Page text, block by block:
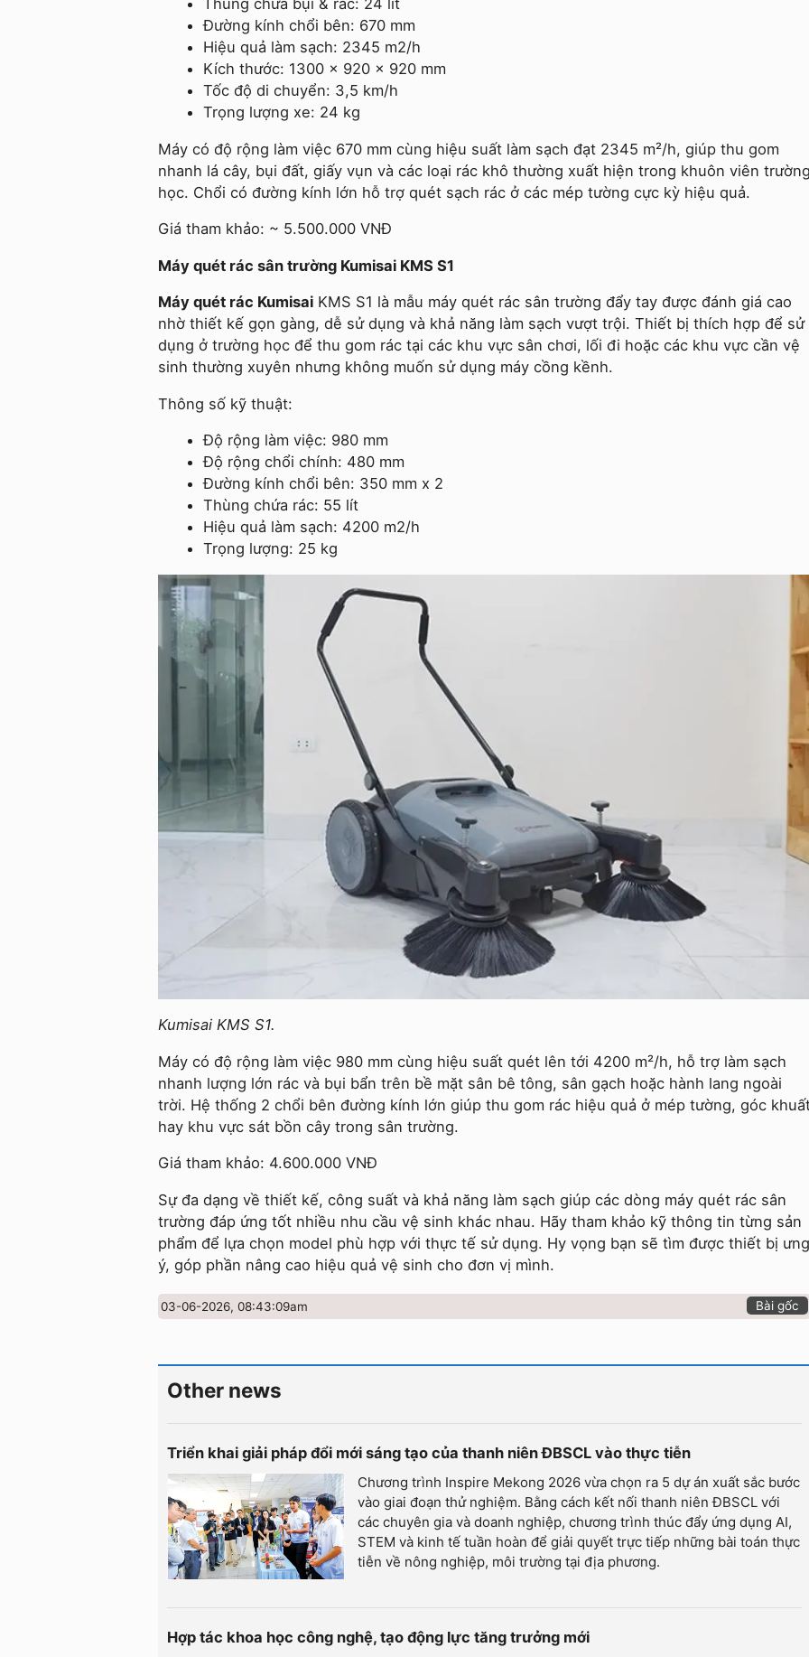
Thùng chứa bụi & rác: 24 lít
Đường kính chổi bên: 670 mm
Hiệu quả làm sạch: 2345 m2/h
Kích thước: 1300 x 920 x 920 mm
Tốc độ di chuyển: 3,5 km/h
Trọng lượng xe: 24 kg
Máy có độ rộng làm việc 670 mm cùng hiệu suất làm sạch đạt 2345 m²/h, giúp thu gom
nhanh lá cây, bụi đất, giấy vụn và các loại rác khô thường xuất hiện trong khuôn viên
học. Chổi có đường kính lớn hỗ trợ quét sạch rác ở các mép tường cực kỳ hiệu quả.
Giá tham khảo: ~ 5.500.000 VNĐ
Máy quét rác sân trường Kumisai KMS S1
Máy quét rác Kumisai KMS S1 là mẫu máy quét rác sân trường đẩy tay được đánh giá cao
nhờ thiết kế gọn gàng, dễ sử dụng và khả năng làm sạch vượt trội. Thiết bị thích hợp để sử
dụng ở trường học để thu gom rác tại các khu vực sân chơi, lối đi hoặc các khu vực cần vệ
sinh thường xuyên nhưng không muốn sử dụng máy cồng kềnh.
Thông số kỹ thuật:
Độ rộng làm việc: 980 mm
Độ rộng chổi chính: 480 mm
Đường kính chổi bên: 350 mm x 2
Thùng chứa rác: 55 lít
Hiệu quả làm sạch: 4200 m2/h
Trọng lượng: 25 kg
Kumisai KMS S1.
Máy có độ rộng làm việc 980 mm cùng hiệu suất quét lên tới 4200 m²/h, hỗ trợ làm sạch
nhanh lượng lớn rác và bụi bẩn trên bề mặt sân bê tông, sân gạch hoặc hành lang ngoài
trời. Hệ thống 2 chổi bên đường kính lớn giúp thu gom rác hiệu quả ở mép tường, góc
hay khu vực sát bồn cây trong sân trường.
Giá tham khảo: 4.600.000 VNĐ
Sự đa dạng về thiết kế, công suất và khả năng làm sạch giúp các dòng máy quét rác sân
trường đáp ứng tốt nhiều nhu cầu vệ sinh khác nhau. Hãy tham khảo kỹ thông tin từng sản
phẩm để lựa chọn model phù hợp với thực tế sử dụng. Hy vọng bạn sẽ tìm được thiết bị ưng
ý, góp phần nâng cao hiệu quả vệ sinh cho đơn vị mình.
03-06-2026, 08:43:09am Bài gốc
Other news
Triển khai giải pháp đổi mới sáng tạo của thanh niên ĐBSCL vào thực tiễn
Chương trình Inspire Mekong 2026 vừa chọn ra 5 dự án xuất sắc bước
vào giai đoạn thử nghiệm. Bằng cách kết nối thanh niên ĐBSCL với
các chuyên gia và doanh nghiệp, chương trình thúc đẩy ứng dụng AI,
STEM và kinh tế tuần hoàn để giải quyết trực tiếp những bài toán thực
tiễn về nông nghiệp, môi trường tại địa phương.
Hợp tác khoa học công nghệ, tạo động lực tăng trưởng mới